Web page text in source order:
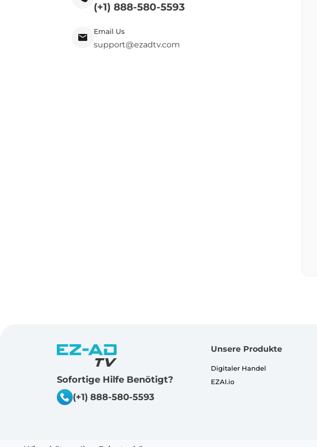
(+1) 888-580-5593
Email Us
support@ezadtv.com
Sofortige Hilfe Benötigt?
(+1) 888-580-5593
Unsere Produkte
Digitaler Handel
EZAI.io